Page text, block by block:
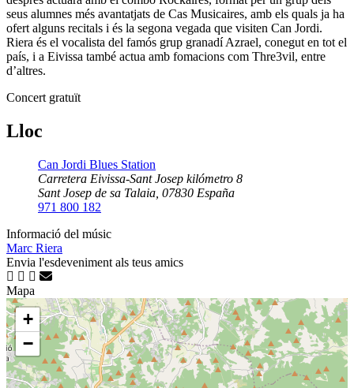
seus alumnes més avantatjats de Cas Musicaires, amb els quals ja ha
ofert alguns recitals i és la segona vegada que visiten Can Jordi.
Riera és el vocalista del famós grup granadí Azrael, conegut en tot el
país, i a Eivissa també actua amb fomacions com Thre3vil, entre
d’altres.
Concert gratuït
Lloc
Can Jordi Blues Station
Carretera Eivissa-Sant Josep kilómetro 8
Sant Josep de sa Talaia 07830 España
971 800 182
Informació del músic
Marc Riera
Envia l'esdeveniment als teus amics
Mapa
+
−